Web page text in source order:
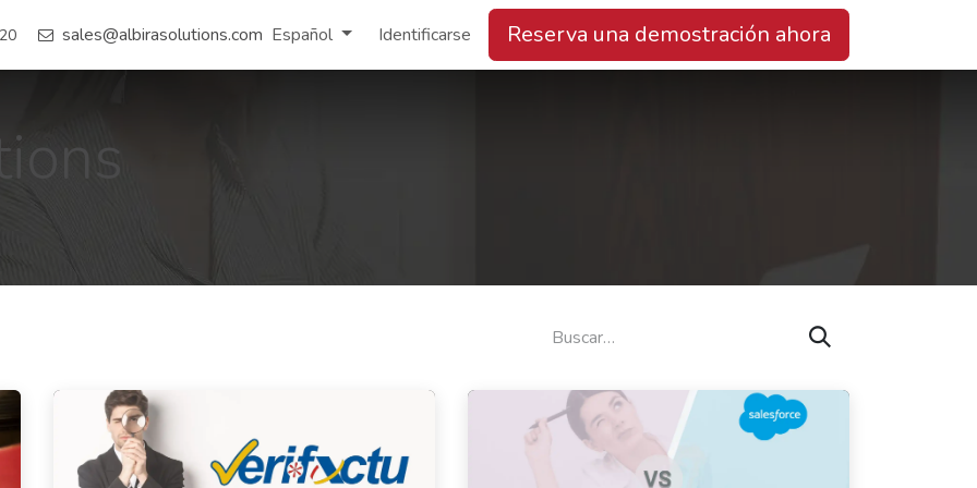
Prensa Proyectos Recientes Empleo Contáctenos
sales@albirasolutions.com Español Identificarse Reserva una demostración ahora